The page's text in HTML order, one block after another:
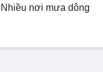
Nhiều nơi mưa dông